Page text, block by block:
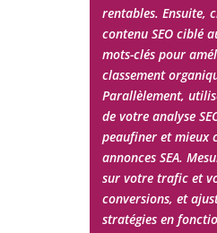
rentables. Ensuite,
contenu SEO ciblé
mots-clés pour
classement
Parallèlement,
de votre analyse
peaufiner et mieux
annonces SEA.
sur votre trafic et
conversions, et
stratégies en